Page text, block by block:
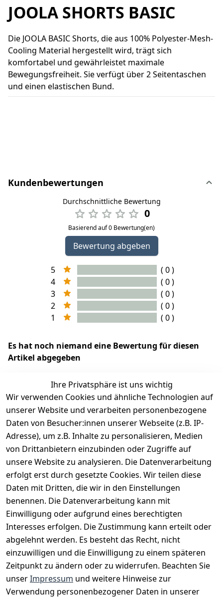
JOOLA SHORTS BASIC
Die JOOLA BASIC Shorts, die aus 100% Polyester-Mesh-
Cooling Material hergestellt wird, trägt sich
komfortabel und gewährleistet maximale
Bewegungsfreiheit. Sie verfügt über 2 Seitentaschen
und einen elastischen Bund.
Kundenbewertungen
Durchschnittliche Bewertung
0
Basierend auf 0 Bewertung(en)
Bewertung abgeben
5
( 0 )
4
( 0 )
3
( 0 )
2
( 0 )
1
( 0 )
Es hat noch niemand eine Bewertung für diesen
Artikel abgegeben
EU-Verantwortliche Person - klicken Sie für Details
Ihre Privatsphäre ist uns wichtig
Wir verwenden Cookies und ähnliche Technologien auf
unserer Website und verarbeiten personenbezogene
Daten von Besucher:innen unserer Webseite (z.B. IP-
Adresse), um z.B. Inhalte zu personalisieren, Medien
von Drittanbietern einzubinden oder Zugriffe auf
unsere Website zu analysieren. Die Datenverarbeitung
erfolgt erst durch gesetzte Cookies. Wir teilen diese
Daten mit Dritten, die wir in den Einstellungen
benennen. Die Datenverarbeitung kann mit
Einwilligung oder aufgrund eines berechtigten
Interesses erfolgen. Die Zustimmung kann erteilt oder
abgelehnt werden. Es besteht das Recht, nicht
einzuwilligen und die Einwilligung zu einem späteren
Zeitpunkt zu ändern oder zu widerrufen. Beachten Sie
unserImpressum und weitere Hinweise zur
Verwendung personenbezogener Daten in unserer
Rechtliches
AGB
Impressum
Datenschutze
rklärung
Services
Kontakt
Registrieren
Katalog
Zahlungsm
öglichkeite
n
Vorkasse
PayPal
Versanddie
nstleister
Post